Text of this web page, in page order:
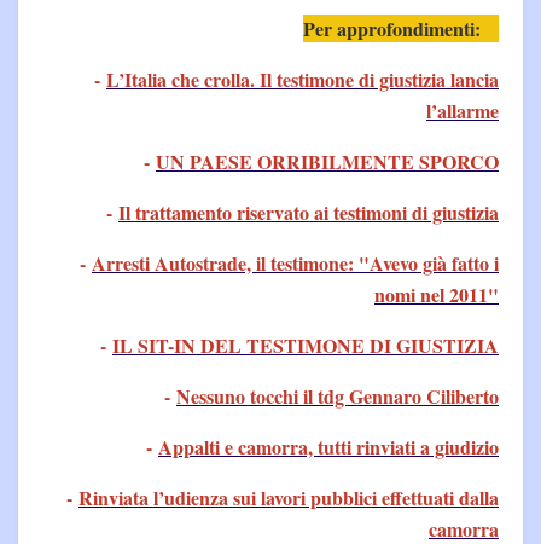
Per approfondimenti:
- L’Italia che crolla. Il testimone di giustizia lancia
l’allarme
- UN PAESE ORRIBILMENTE SPORCO
- Il trattamento riservato ai testimoni di giustizia
- Arresti Autostrade, il testimone: "Avevo già fatto i
nomi nel 2011"
- IL SIT-IN DEL TESTIMONE DI GIUSTIZIA
- Nessuno tocchi il tdg Gennaro Ciliberto
- Appalti e camorra, tutti rinviati a giudizio
- Rinviata l’udienza sui lavori pubblici effettuati dalla
camorra